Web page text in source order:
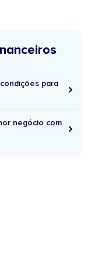
para
negócio com